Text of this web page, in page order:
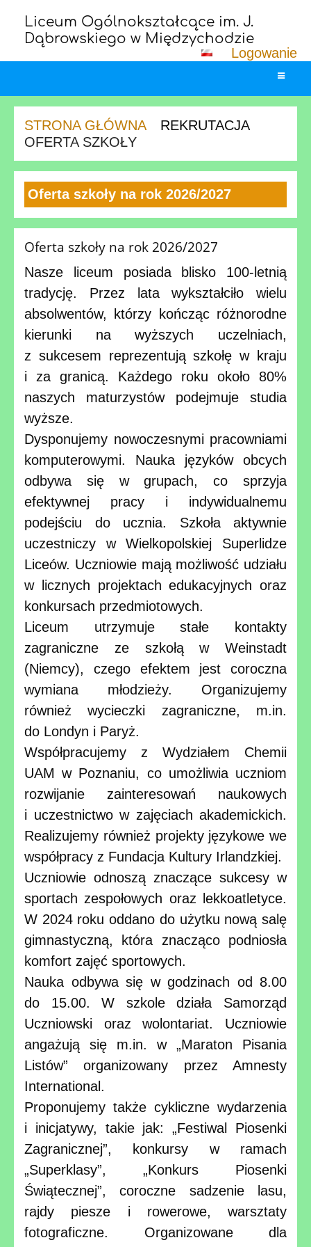
Liceum Ogólnokształcące im. J.
Dąbrowskiego w Międzychodzie
Logowanie
STRONA GŁÓWNA
REKRUTACJA
OFERTA SZKOŁY
Oferta
szkoły
Oferta szkoły na rok 2026/2027
Oferta szkoły na rok 2026/2027
Nasze liceum posiada blisko 100-letnią
tradycję. Przez lata wykształciło wielu
absolwentów, którzy kończąc różnorodne
kierunki na wyższych uczelniach,
z sukcesem reprezentują szkołę w kraju
i za granicą. Każdego roku około 80%
naszych maturzystów podejmuje studia
wyższe.
Dysponujemy nowoczesnymi pracowniami
komputerowymi. Nauka języków obcych
odbywa się w grupach, co sprzyja
efektywnej pracy i indywidualnemu
podejściu do ucznia. Szkoła aktywnie
uczestniczy w Wielkopolskiej Superlidze
Liceów. Uczniowie mają możliwość udziału
w licznych projektach edukacyjnych oraz
konkursach przedmiotowych.
Liceum utrzymuje stałe kontakty
zagraniczne ze szkołą w Weinstadt
(Niemcy), czego efektem jest coroczna
wymiana młodzieży. Organizujemy
również wycieczki zagraniczne, m.in.
do Londyn i Paryż.
Współpracujemy z Wydziałem Chemii
UAM w Poznaniu, co umożliwia uczniom
rozwijanie zainteresowań naukowych
i uczestnictwo w zajęciach akademickich.
Realizujemy również projekty językowe we
współpracy z Fundacja Kultury Irlandzkiej.
Uczniowie odnoszą znaczące sukcesy w
sportach zespołowych oraz lekkoatletyce.
W 2024 roku oddano do użytku nową salę
gimnastyczną, która znacząco podniosła
komfort zajęć sportowych.
Nauka odbywa się w godzinach od 8.00
do 15.00. W szkole działa Samorząd
Uczniowski oraz wolontariat. Uczniowie
angażują się m.in. w „Maraton Pisania
Listów” organizowany przez Amnesty
International.
Proponujemy także cykliczne wydarzenia
i inicjatywy, takie jak: „Festiwal Piosenki
Zagranicznej”, konkursy w ramach
„Superklasy”, „Konkurs Piosenki
Świątecznej”, coroczne sadzenie lasu,
rajdy piesze i rowerowe, warsztaty
fotograficzne. Organizowane dla